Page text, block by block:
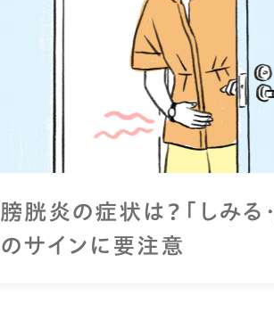
膀胱炎の症状は？「しみる
のサインに要注意